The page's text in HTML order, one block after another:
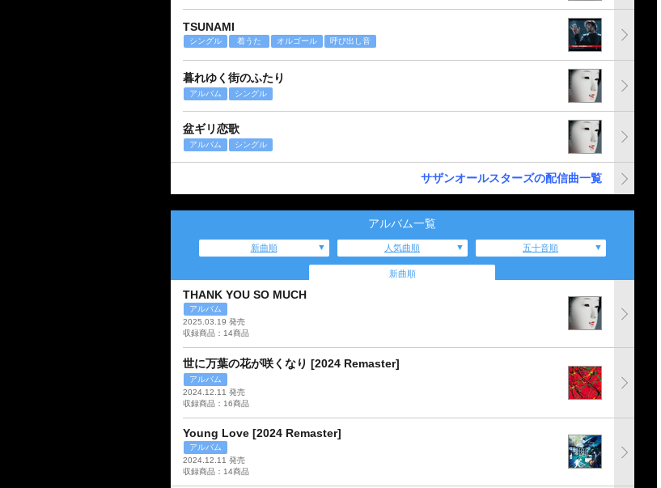
TSUNAMI
シングル 着うた オルゴール 呼び出し音
暮れゆく街のふたり
アルバム シングル
盆ギリ恋歌
アルバム シングル
サザンオールスターズの配信曲一覧
アルバム一覧
新曲順 人気曲順 五十音順
新曲順
THANK YOU SO MUCH
アルバム
2025.03.19 発売
収録商品：14商品
世に万葉の花が咲くなり [2024 Remaster]
アルバム
2024.12.11 発売
収録商品：16商品
Young Love [2024 Remaster]
アルバム
2024.12.11 発売
収録商品：14商品